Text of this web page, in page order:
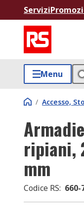
Servizi
Menu
/ Accesso,
ripiani,
mm
Codice RS: 660-